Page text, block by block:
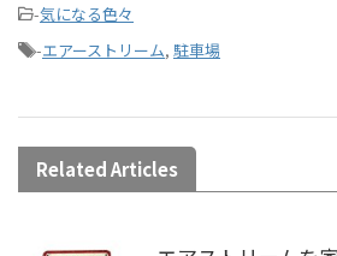
-気になる色々
-エアーストリーム, 駐車場
Related Articles